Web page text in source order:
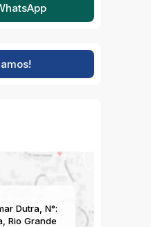
Dutra N°:
Rio Grande